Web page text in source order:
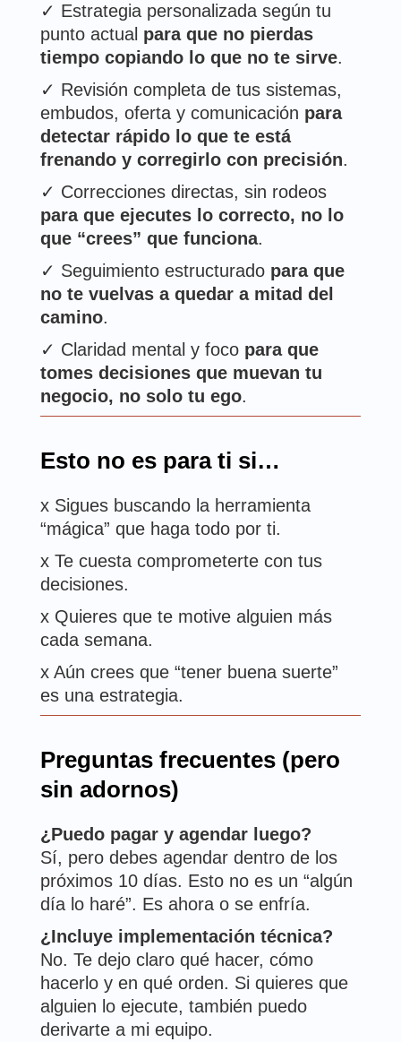
✓ Estrategia personalizada según tu
punto actual para que no pierdas
tiempo copiando lo que no te sirve.
✓ Revisión completa de tus sistemas,
embudos, oferta y comunicación para
detectar rápido lo que te está
frenando y corregirlo con precisión.
✓ Correcciones directas, sin rodeos
para que ejecutes lo correcto, no lo
que “crees” que funciona.
✓ Seguimiento estructurado para que
no te vuelvas a quedar a mitad del
camino.
✓ Claridad mental y foco para que
tomes decisiones que muevan tu
negocio, no solo tu ego.
Esto no es para ti si…
x Sigues buscando la herramienta
“mágica” que haga todo por ti.
x Te cuesta comprometerte con tus
decisiones.
x Quieres que te motive alguien más
cada semana.
x Aún crees que “tener buena suerte”
es una estrategia.
Preguntas frecuentes (pero
sin adornos)
¿Puedo pagar y agendar luego?
Sí, pero debes agendar dentro de los
próximos 10 días. Esto no es un “algún
día lo haré”. Es ahora o se enfría.
¿Incluye implementación técnica?
No. Te dejo claro qué hacer, cómo
hacerlo y en qué orden. Si quieres que
alguien lo ejecute, también puedo
derivarte a mi equipo.